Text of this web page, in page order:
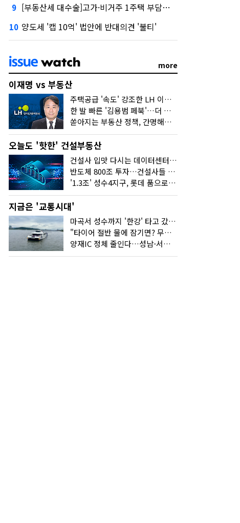
9 [부동산세 대수술]고가·비거주 1주택 부담…'대전족'도 불똥
10 양도세 '캡 10억' 법안에 반대의견 '불티'
more
이재명 vs 부동산
주택공급 '속도' 강조한 LH 이성훈 "전력질주해야"
한 발 빠른 '김용범 페북'…더 강한 부동산 규제 나오나
쏟아지는 부동산 정책, 간명해져야
오늘도 '핫한' 건설부동산
건설사 입맛 다시는 데이터센터…암초는 '주민 반대'
반도체 800조 투자…건설사들 "물 들어온다!"
'1.3조' 성수4지구, 롯데 품으로…'성수르엘 S70' 거듭
지금은 '교통시대'
마곡서 성수까지 '한강' 타고 갔습니다
"타이어 절반 물에 잠기면? 무조건 탈출하세요"
양재IC 정체 줄인다…성남-서초 고속도로 2029년 착공